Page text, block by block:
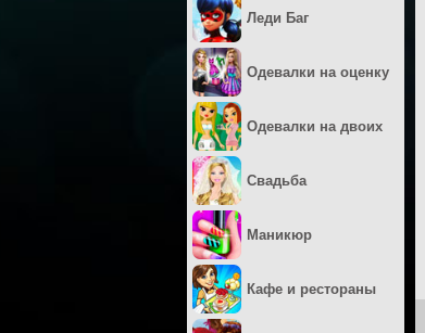
Леди Баг
Одевалки на оценку
Одевалки на двоих
Свадьба
Маникюр
Кафе и рестораны